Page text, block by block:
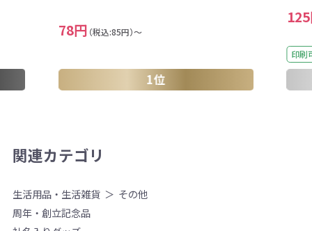
78円 （税込:85円）～
1位
印刷
関連カテゴリ
生活用品・生活雑貨
その他
周年・創立記念品